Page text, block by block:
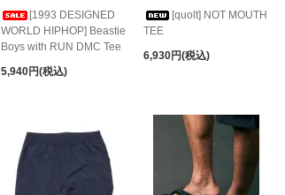
[1993 DESIGNED
WORLD HIPHOP] Beastie
Boys with RUN DMC Tee
5,940円(税込)
[quolt] NOT MOUTH
TEE
6,930円(税込)